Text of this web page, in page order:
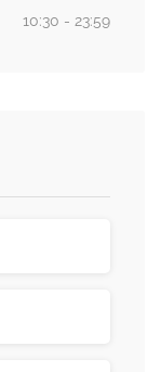
10:30 - 23:59